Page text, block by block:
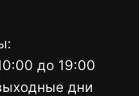
до 19:00
дни